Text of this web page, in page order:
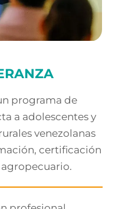
programa de
a adolescentes y
venezolanas
certificación